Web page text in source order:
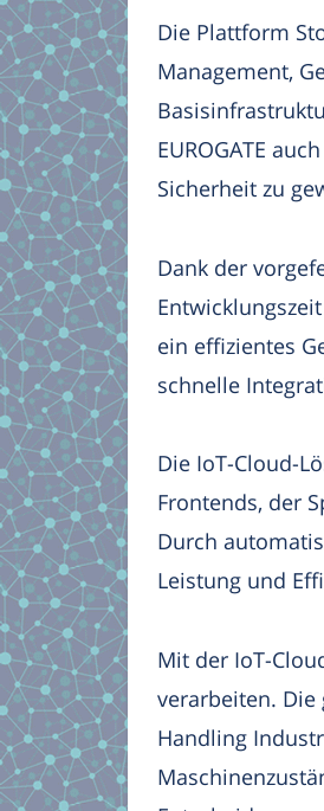
Die Plattform
Management,
EUROGATE
Sicherheit zu
Dank der
ein effizientes
schnelle
Die IoT-Cloud-
Frontends, der
Durch
Leistung und
Mit der IoT-
verarbeiten. Die
Handling